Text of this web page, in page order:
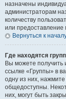
назначены
администраторам
количеству
или
Вернуться к
Где находятся
Вы можете получить
ссылке «Группы» в
одну из них,
общедоступны.
них, могут быть